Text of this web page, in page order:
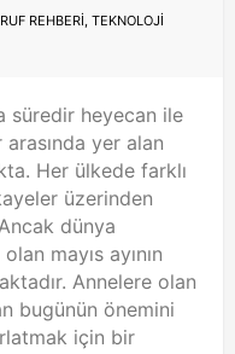
REHBERI, TEKNOLOJI
süredir heyecan ile
yer alan
Her ülkede farklı
üzerinden
dünya
mayıs ayının
Annelere olan
bugünün önemini
için bir